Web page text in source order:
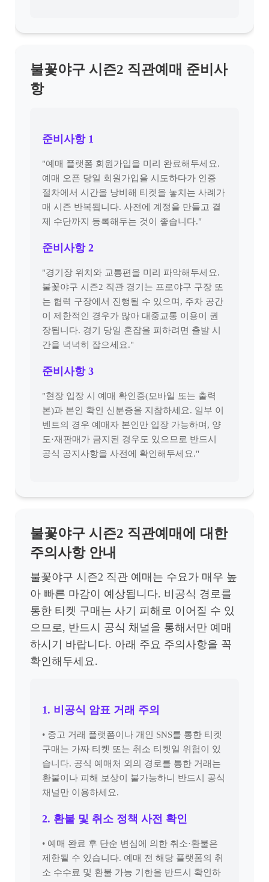
불꽃야구 시즌2 직관예매 준비사
항
준비사항 1
"예매 플랫폼 회원가입을 미리 완료해두세요.
예매 오픈 당일 회원가입을 시도하다가 인증
절차에서 시간을 낭비해 티켓을 놓치는 사례가
매 시즌 반복됩니다. 사전에 계정을 만들고 결
제 수단까지 등록해두는 것이 좋습니다."
준비사항 2
"경기장 위치와 교통편을 미리 파악해두세요.
불꽃야구 시즌2 직관 경기는 프로야구 구장 또
는 협력 구장에서 진행될 수 있으며, 주차 공간
이 제한적인 경우가 많아 대중교통 이용이 권
장됩니다. 경기 당일 혼잡을 피하려면 출발 시
간을 넉넉히 잡으세요."
준비사항 3
"현장 입장 시 예매 확인증(모바일 또는 출력
본)과 본인 확인 신분증을 지참하세요. 일부 이
벤트의 경우 예매자 본인만 입장 가능하며, 양
도·재판매가 금지된 경우도 있으므로 반드시
공식 공지사항을 사전에 확인해두세요."
불꽃야구 시즌2 직관예매에 대한
주의사항 안내
불꽃야구 시즌2 직관 예매는 수요가 매우 높
아 빠른 마감이 예상됩니다. 비공식 경로를
통한 티켓 구매는 사기 피해로 이어질 수 있
으므로, 반드시 공식 채널을 통해서만 예매
하시기 바랍니다. 아래 주요 주의사항을 꼭
확인해두세요.
1. 비공식 암표 거래 주의
• 중고 거래 플랫폼이나 개인 SNS를 통한 티켓
구매는 가짜 티켓 또는 취소 티켓일 위험이 있
습니다. 공식 예매처 외의 경로를 통한 거래는
환불이나 피해 보상이 불가능하니 반드시 공식
채널만 이용하세요.
2. 환불 및 취소 정책 사전 확인
• 예매 완료 후 단순 변심에 의한 취소·환불은
제한될 수 있습니다. 예매 전 해당 플랫폼의 취
소 수수료 및 환불 가능 기한을 반드시 확인하